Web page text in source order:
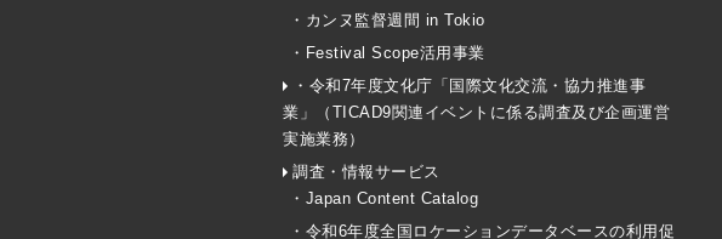
・カンヌ監督週間 in Tokio
・Festival Scope活用事業
・令和7年度文化庁「国際文化交流・協力推進事
業」（TICAD9関連イベントに係る調査及び企画運営
実施業務）
調査・情報サービス
・Japan Content Catalog
・令和6年度全国ロケーションデータベースの利用促